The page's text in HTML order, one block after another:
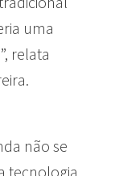
uma
relata
não se
tecnologia